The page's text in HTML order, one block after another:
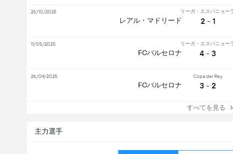
主力選手
レアル・マドリード
リーガ・エスパニョー
2 - 1
26/10/2025
FCバルセロナ
リーガ・エスパニョー
4 - 3
11/05/2025
FCバルセロナ
Copa del Rey
3 - 2
26/04/2025
すべてを見る